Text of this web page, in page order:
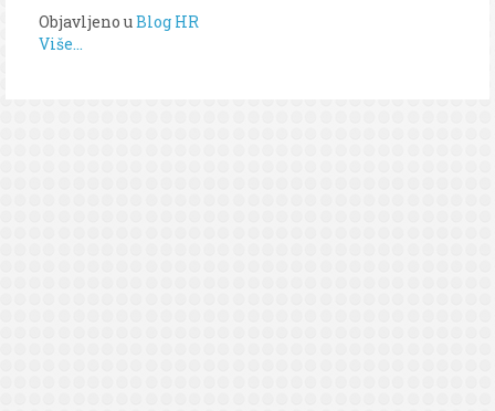
Objavljeno uBlog HR
Više...